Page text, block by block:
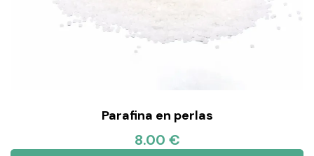
Parafina en perlas
8.00 €